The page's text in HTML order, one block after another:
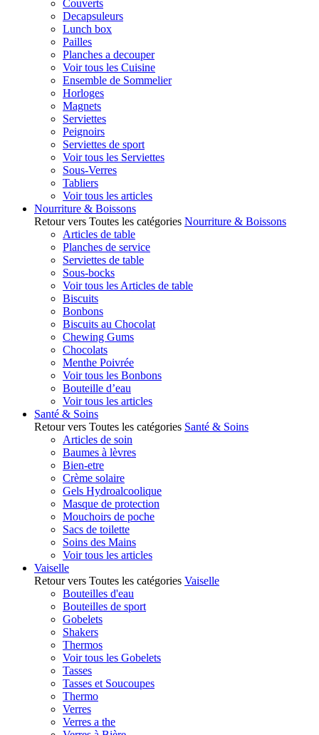
Couverts
Decapsuleurs
Lunch box
Pailles
Planches a decouper
Voir tous les Cuisine
Ensemble de Sommelier
Horloges
Magnets
Serviettes
Peignoirs
Serviettes de sport
Voir tous les Serviettes
Sous-Verres
Tabliers
Voir tous les articles
Nourriture & Boissons
Retour vers Toutes les catégories Nourriture & Boissons
Articles de table
Planches de service
Serviettes de table
Sous-bocks
Voir tous les Articles de table
Biscuits
Bonbons
Biscuits au Chocolat
Chewing Gums
Chocolats
Menthe Poivrée
Voir tous les Bonbons
Bouteille d’eau
Voir tous les articles
Santé & Soins
Retour vers Toutes les catégories Santé & Soins
Articles de soin
Baumes à lèvres
Bien-etre
Crème solaire
Gels Hydroalcoolique
Masque de protection
Mouchoirs de poche
Sacs de toilette
Soins des Mains
Voir tous les articles
Vaiselle
Retour vers Toutes les catégories Vaiselle
Bouteilles d'eau
Bouteilles de sport
Gobelets
Shakers
Thermos
Voir tous les Gobelets
Tasses
Tasses et Soucoupes
Thermo
Verres
Verres a the